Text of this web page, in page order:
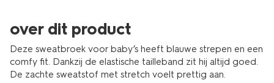
over dit product
Deze sweatbroek voor baby’s heeft blauwe strepen en een
comfy fit. Dankzij de elastische tailleband zit hij altijd goed.
De zachte sweatstof met stretch voelt prettig aan.